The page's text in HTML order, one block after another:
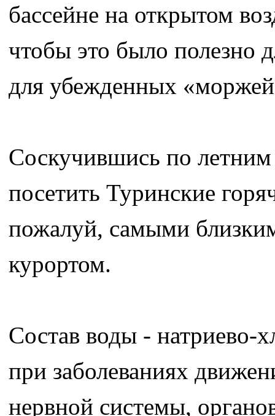
бассейне на открытом
чтобы это было полезно
для убежденных
Соскучившись по
посетить Туринские
пожалуй, самыми
курортом.
Состав воды - натриево-
при заболеваниях
нервной системы,